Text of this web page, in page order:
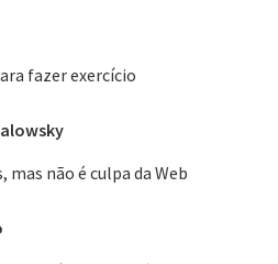
fazer exercício
não é culpa da Web